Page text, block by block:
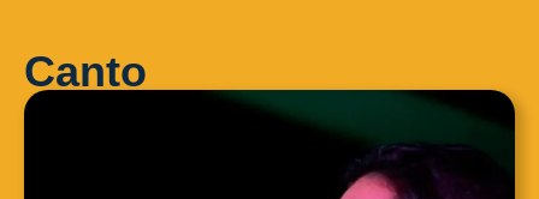
Canto